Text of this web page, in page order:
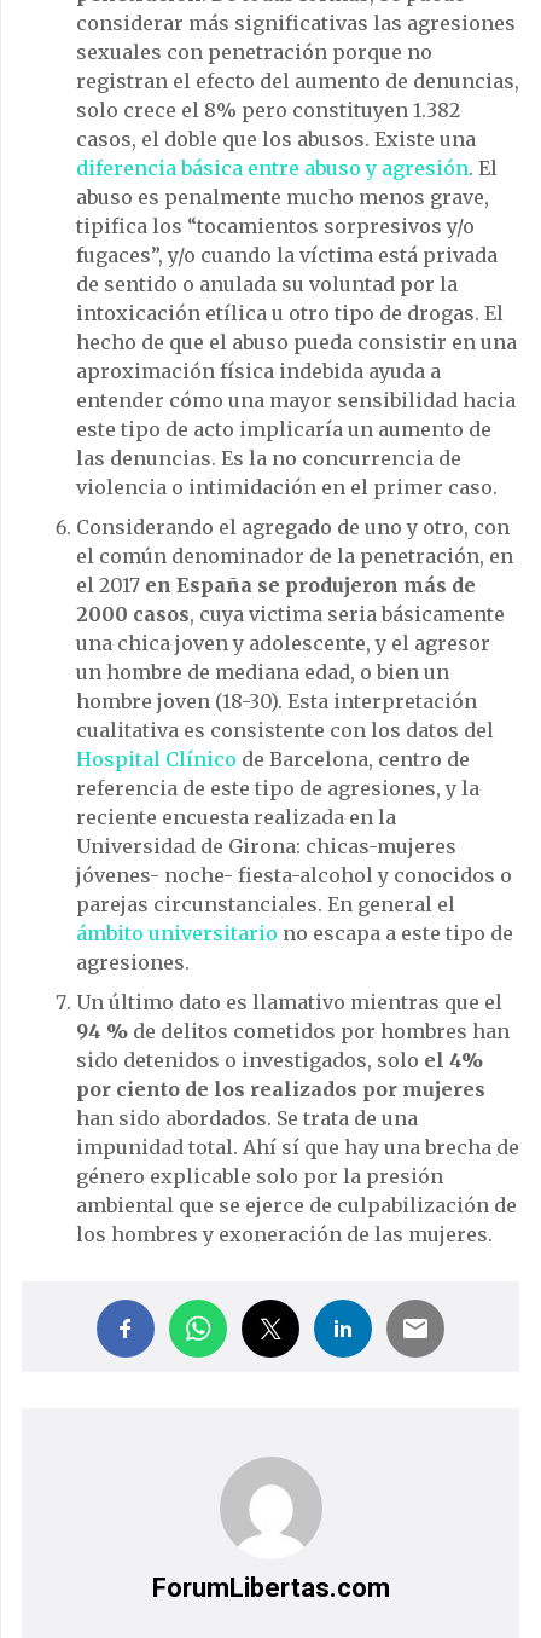
considerar más significativas las agresiones
sexuales con penetración porque no
registran el efecto del aumento de denuncias,
solo crece el 8% pero constituyen 1.382
casos, el doble que los abusos. Existe una
diferencia básica entre abuso y agresión. El
abuso es penalmente mucho menos grave,
tipifica los “tocamientos sorpresivos y/o
fugaces”, y/o cuando la víctima está privada
de sentido o anulada su voluntad por la
intoxicación etílica u otro tipo de drogas. El
hecho de que el abuso pueda consistir en una
aproximación física indebida ayuda a
entender cómo una mayor sensibilidad hacia
este tipo de acto implicaría un aumento de
las denuncias. Es la no concurrencia de
violencia o intimidación en el primer caso.
Considerando el agregado de uno y otro, con
el común denominador de la penetración, en
el 2017 en España se produjeron más de
2000 casos, cuya victima seria básicamente
una chica joven y adolescente, y el agresor
un hombre de mediana edad, o bien un
hombre joven (18-30). Esta interpretación
cualitativa es consistente con los datos del
Hospital Clínico de Barcelona, centro de
referencia de este tipo de agresiones, y la
reciente encuesta realizada en la
Universidad de Girona: chicas-mujeres
jóvenes- noche- fiesta-alcohol y conocidos o
parejas circunstanciales. En general el
ámbito universitario no escapa a este tipo de
agresiones.
Un último dato es llamativo mientras que el
94 % de delitos cometidos por hombres han
sido detenidos o investigados, solo el 4%
por ciento de los realizados por mujeres
han sido abordados. Se trata de una
impunidad total. Ahí sí que hay una brecha de
género explicable solo por la presión
ambiental que se ejerce de culpabilización de
los hombres y exoneración de las mujeres.
ForumLibertas.com